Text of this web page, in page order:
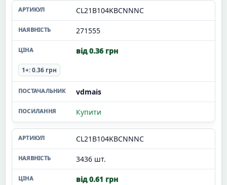
CL21B104KBCNNNC
271555
від 0.36 грн
1+: 0.36 грн
vdmais
Купити
CL21B104KBCNNNC
3436 шт.
від 0.61 грн